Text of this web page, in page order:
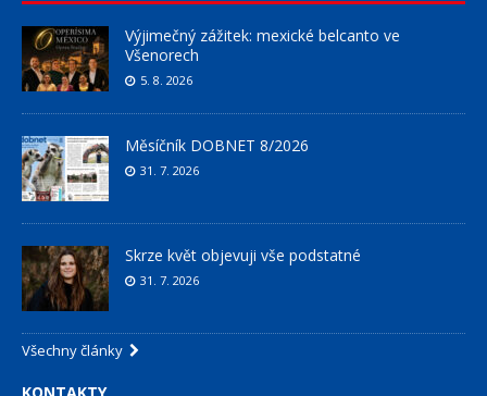
Výjimečný zážitek: mexické belcanto ve
Všenorech
5. 8. 2026
Měsíčník DOBNET 8/2026
31. 7. 2026
Skrze květ objevuji vše podstatné
31. 7. 2026
Všechny články